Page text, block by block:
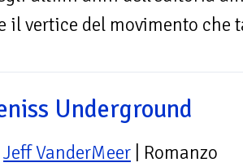
il vertice del movimento che
Underground
Jeff VanderMeer | Romanzo